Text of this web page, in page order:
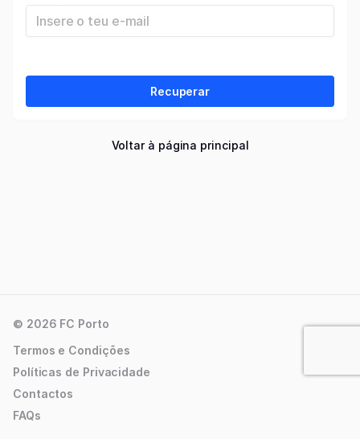
Recuperar
Voltar à página principal
© 2026 FC Porto
Termos e Condições
Políticas de Privacidade
Contactos
FAQs